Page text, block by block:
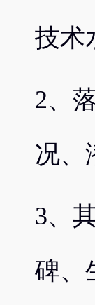
技术
2、
况、
3、
碑、